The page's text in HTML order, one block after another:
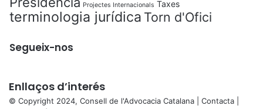
Projectes Internacionals Taxes
terminologia jurídica Torn d'Ofici
Segueix-nos
Enllaços d’interés
© Copyright 2024, Consell de l'Advocacia Catalana | Contacta